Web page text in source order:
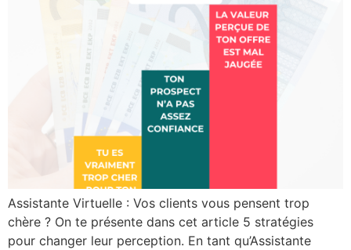
Assistante Virtuelle : Vos clients vous pensent trop
chère ? On te présente dans cet article 5 stratégies
pour changer leur perception. En tant qu’Assistante